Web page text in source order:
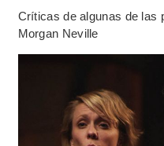
Críticas de algunas de las
Morgan Neville